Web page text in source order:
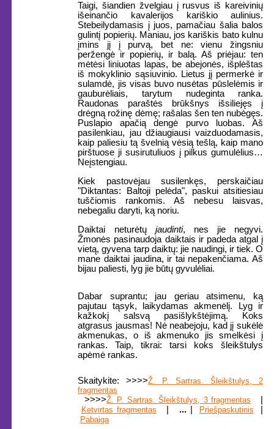
Taigi, šiandien žvelgiau į rusvus iš kareivinių
išeinančio kavalerijos kariškio aulinius.
Stebeilydamasis į juos, pamačiau šalia balos
gulintį popierių. Maniau, jos kariškis bato kulnu
įmins jį į purvą, bet ne: vienu žingsniu
peržengė ir popierių, ir balą. Aš priėjau: ten
mėtėsi liniuotas lapas, be abejonės, išplėštas
iš mokyklinio sąsiuvinio. Lietus jį permerkė ir
sulamdė, jis visas buvo nusėtas pūslelėmis ir
gauburėliais, tarytum nudeginta ranka.
Raudonas paraštės brūkšnys išsiliejęs į
drėgną rožinę dėmę; rašalas šen ten nubėgęs.
Puslapio apačią dengė purvo luobas. Aš
pasilenkiau, jau džiaugiausi vaizduodamasis,
kaip paliesiu tą švelnią vėsią tešlą, kaip mano
pirštuose ji susirutuliuos į pilkus gumulėlius…
Neįstengiau.
Kiek pastovėjau susilenkęs, perskaičiau
"Diktantas: Baltoji pelėda", paskui atsitiesiau
tuščiomis rankomis. Aš nebesu laisvas,
nebegaliu daryti, ką noriu.
Daiktai neturėtų jaudinti, nes jie negyvi.
Žmonės pasinaudoja daiktais ir padeda atgal į
vietą, gyvena tarp daiktų: jie naudingi, ir tiek. O
mane daiktai jaudina, ir tai nepakenčiama. Aš
bijau paliesti, lyg jie būtų gyvulėliai.
Dabar suprantu; jau geriau atsimenu, ką
pajutau tąsyk, laikydamas akmenėlį. Lyg ir
kažkokį salsvą pasišlykštėjimą. Koks
atgrasus jausmas! Nė neabejoju, kad jį sukėlė
akmenukas, o iš akmenuko jis smelkėsi į
rankas. Taip, tikrai: tarsi koks šleikštulys
apėmė rankas.
Skaitykite: >>>>Ž. P. Sartras. Šleikštulys, 2
fragmentas
>>>>Ž. P. Sartras. Šleikštulys, 3 fragmentas
Ketvirtas fragmentas ... Priešpaskutinis
Pabaiga